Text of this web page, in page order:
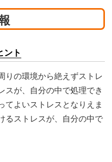
ント
りの環境から絶えずストレ
スが、自分の中で処理でき
てよいストレスとなりえま
るストレスが、自分の中で